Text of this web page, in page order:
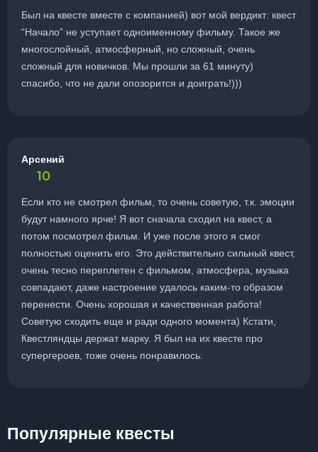
Был на квесте вместе с компанией) вот мой вердикт: квест
“Начало” не уступает одноименному фильму. Такое же
многослойный, атмосферный, но сложный, очень
сложный для новичков. Мы прошли за 61 минуту)
спасибо, что не дали опозорится и доиграть!)))
Арсений
10
Если кто не смотрел фильм, то очень советую, т.к. эмоции
будут намного ярче! Я вот сначала сходил на квест, а
потом посмотрел фильм. И уже после этого я смог
полностью оценить его. Это действительно сильный квест,
очень тесно переплетен с фильмом, атмосфера, музыка
совпадают, даже настроение удалось каким-то образом
перенести. Очень хорошая и качественная работа!
Советую сходить еще и ради одного момента) Кстати,
Квестляндцы держат марку. Я был на их квесте про
супергероев, тоже очень понравилось.
Популярные квесты